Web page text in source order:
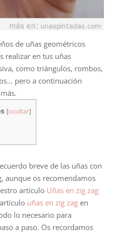
de uñas geométricos
realizar en tus uñas
como triángulos, rombos,
pero a continuación
[ocultar]
breve de las uñas con
aunque os recomendamos
artículo Uñas en zig zag
artículo uñas en zig zagen
lo necesario para
a paso. Os recordamos